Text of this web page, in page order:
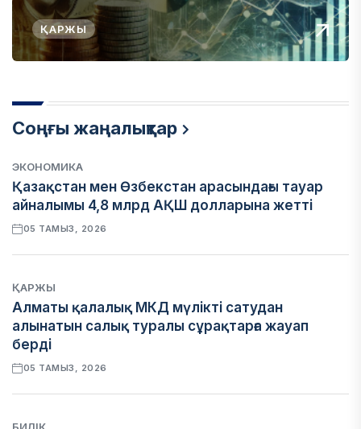
ҚАРЖЫ
Соңғы жаңалықтар
ЭКОНОМИКА
Қазақстан мен Өзбекстан арасындағы тауар
айналымы 4,8 млрд АҚШ долларына жетті
05 ТАМЫЗ, 2026
ҚАРЖЫ
Алматы қалалық МКД мүлікті сатудан
алынатын салық туралы сұрақтарға жауап
берді
05 ТАМЫЗ, 2026